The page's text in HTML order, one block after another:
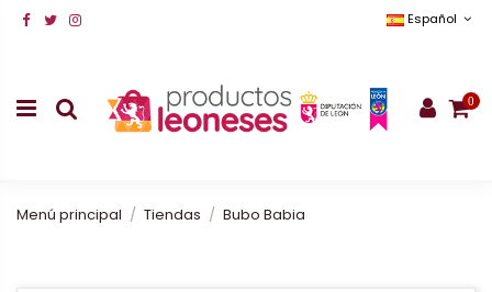
Español
0
Menú principal Tiendas Bubo Babia